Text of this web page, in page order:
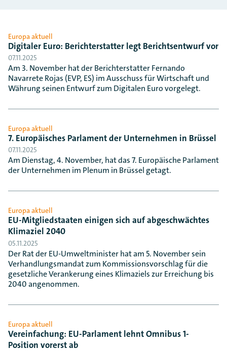
Europa aktuell
Digitaler Euro: Berichterstatter legt Berichtsentwurf vor
07.11.2025
Am 3. November hat der Berichterstatter Fernando
Navarrete Rojas (EVP, ES) im Ausschuss für Wirtschaft und
Währung seinen Entwurf zum Digitalen Euro vorgelegt.
Europa aktuell
7. Europäisches Parlament der Unternehmen in Brüssel
07.11.2025
Am Dienstag, 4. November, hat das 7. Europäische Parlament
der Unternehmen im Plenum in Brüssel getagt.
Europa aktuell
EU-Mitgliedstaaten einigen sich auf abgeschwächtes
Klimaziel 2040
05.11.2025
Der Rat der EU-Umweltminister hat am 5. November sein
Verhandlungsmandat zum Kommissionsvorschlag für die
gesetzliche Verankerung eines Klimaziels zur Erreichung bis
2040 angenommen.
Europa aktuell
Vereinfachung: EU-Parlament lehnt Omnibus 1-
Position vorerst ab